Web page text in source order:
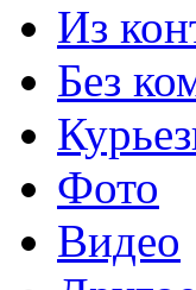
Из
Без
Фото
Видео